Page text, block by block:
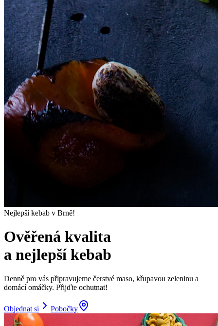
Nejlepší kebab v Brně!
Ověřená kvalita
a nejlepší kebab
Denně pro vás připravujeme čerstvé maso, křupavou zeleninu a
domácí omáčky. Přijďte ochutnat!
Objednat si Pobočky